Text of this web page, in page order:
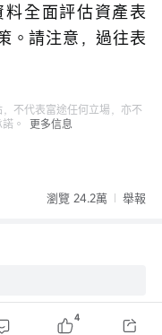
全面評估資產表
。請注意，過往表
不代表富途任何立場，亦不
。
更多信息
瀏覽 24.2萬 舉報
4